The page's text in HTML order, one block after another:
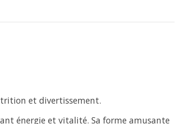
et divertissement.
énergie et vitalité. Sa forme amusante